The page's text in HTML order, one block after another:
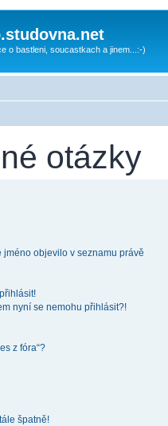
o bastleni, soucastkach a jinem...:-)
otázky
objevilo v seznamu právě
nyní se nemohu přihlásit?!
z fóra“?
špatně!